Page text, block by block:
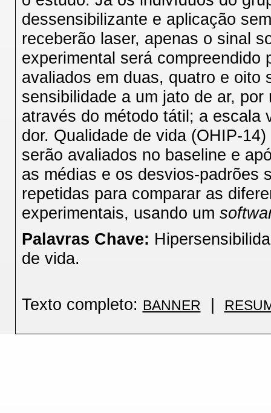
dessensibilizante e aplicação
receberão laser, apenas o sinal
experimental será
avaliados em duas, quatro e oito
sensibilidade a um jato de ar,
através do método tátil; a escala
dor. Qualidade de vida (OHIP-
serão avaliados no baseline e
as médias e os desvios-padrões
repetidas para comparar as
experimentais, usando um
Palavras Chave:
de vida.
Texto completo: BANNER |